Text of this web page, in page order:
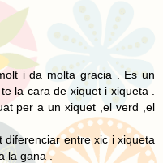
i da molta gracia . Es un
la cara de xiquet i xiqueta .
per a un xiquet ,el verd ,el
entre xic i xiqueta
la gana .